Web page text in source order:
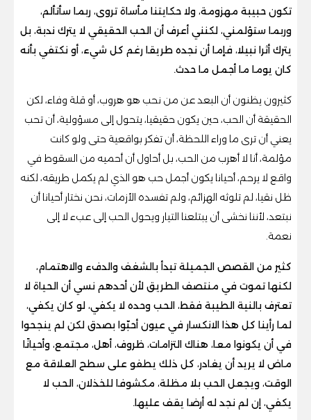
تكون حبيبة مهزومة، ولا حكايتنا مأساة تروى، ربما سأتألم،
وربما ستؤلمني، لكنني أعرف أن الحب الحقيقي لا يترك ندبة، بل
يترك أثرا نبيلا، فإما أن نجده طريقا رغم كل شيء، أو نكتفي بأنه
كان يوما ما أجمل ما حدث.
كثيرون يظنون أن البعد عن من نحب هو هروب، أو قلة وفاء، لكن
الحقيقة أن الحب، حين يكون حقيقيا، يتحول إلى مسؤولية، أن تحب
يعني أن ترى ما وراء اللحظة، أن تفكر بواقعية حتى ولو كانت
مؤلمة، أنا لا أهرب من الحب، بل أحاول أن أحميه من السقوط في
واقع لا يرحم، أحيانا يكون أجمل حب هو الذي لم يكمل طريقه، لكنه
ظل نقيا، لم تلوثه الهزائم، ولم تفسده الأزمات، نحن نختار أحيانا أن
نبتعد، لأننا نخشى أن يبتلعنا التيار ويحول الحب إلى عبء لا إلى
نعمة.
كثير من القصص الجميلة تبدأ بالشغف والدفء والاهتمام،
لكنها تموت في منتصف الطريق لأن أحدهم نسي أن الحياة لا
تعترف بالنية الطيبة فقط، الحب وحده لا يكفي، لو كان يكفي،
لما رأينا كل هذا الانكسار في عيون أحبّوا بصدق لكن لم ينجحوا
في أن يكونوا معا، هناك التزامات، ظروف، أهل، مجتمع، وأحيانًا
ماض لا يريد أن يغادر، كل ذلك يطفو على سطح العلاقة مع
الوقت، ويجعل الحب بلا مظلة، مكشوفا للخذلان، الحب لا
يكفي، إن لم نجد له أرضا يقف عليها.